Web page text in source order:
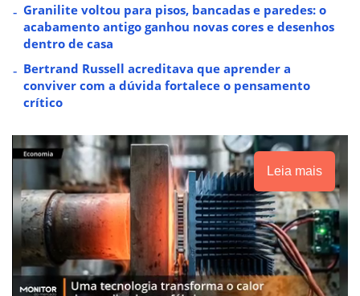
Granilite voltou para pisos, bancadas e paredes: o
acabamento antigo ganhou novas cores e desenhos
dentro de casa
Bertrand Russell acreditava que aprender a
conviver com a dúvida fortalece o pensamento
crítico
Leia mais